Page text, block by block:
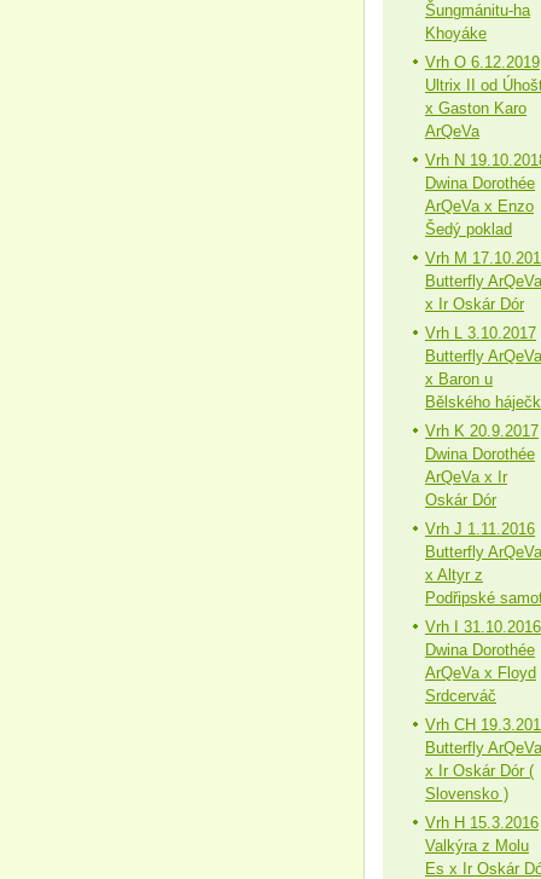
Šungmánitu-ha
Khoyáke
Vrh O 6.12.2019
Ultrix II od
x Gaston Karo
ArQeVa
Vrh N
Dwina Dorothée
ArQeVa x Enzo
Šedý poklad
Vrh M
Butterfly ArQeVa
x Ir Oskár Dór
Vrh L 3.10.2017
Butterfly ArQeVa
x Baron u
Bělského
Vrh K 20.9.2017
Dwina Dorothée
ArQeVa x Ir
Oskár Dór
Vrh J 1.11.2016
Butterfly ArQeVa
x Altyr z
Podřipské
Vrh I 31.10.2016
Dwina Dorothée
ArQeVa x Floyd
Srdcerváč
Vrh CH
Butterfly ArQeVa
x Ir Oskár Dór (
Slovensko )
Vrh H 15.3.2016
Valkýra z Molu
Es x Ir Oskár